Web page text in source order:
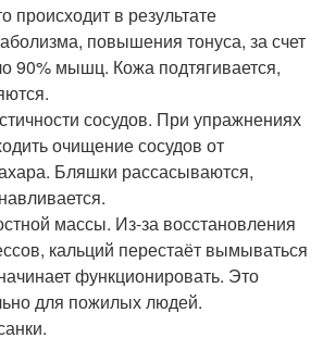
в результате
повышения тонуса, за счет
90% мышц. Кожа подтягивается,
сосудов. При упражнениях
очищение сосудов от
Бляшки рассасываются,
массы. Из-за восстановления
кальций перестаёт вымываться
функционировать. Это
для пожилых людей.